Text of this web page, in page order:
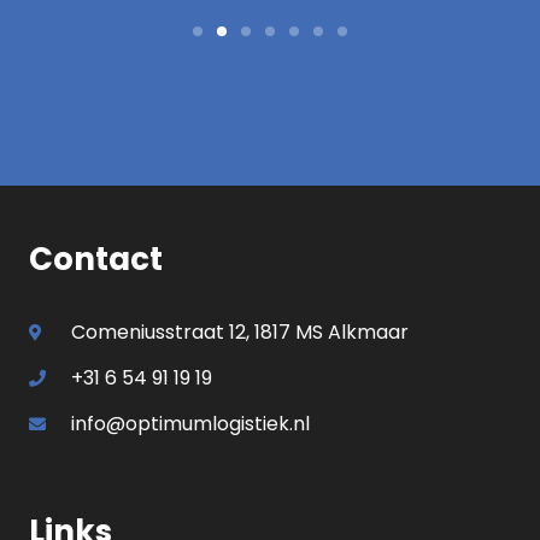
Contact
Comeniusstraat 12, 1817 MS Alkmaar
+31 6 54 91 19 19
info@optimumlogistiek.nl